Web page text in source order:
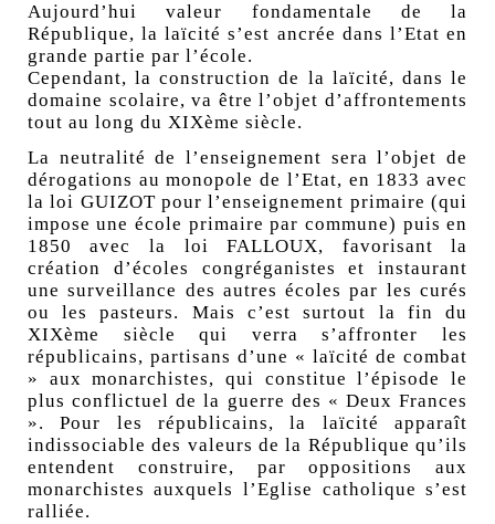
Aujourd’hui valeur fondamentale de la
République, la laïcité s’est ancrée dans l’Etat en
grande partie par l’école.
Cependant, la construction de la laïcité, dans le
domaine scolaire, va être l’objet d’affrontements
tout au long du XIXème siècle.
La neutralité de l’enseignement sera l’objet de
dérogations au monopole de l’Etat, en 1833 avec
la loi GUIZOT pour l’enseignement primaire (qui
impose une école primaire par commune) puis en
1850 avec la loi FALLOUX, favorisant la
création d’écoles congréganistes et instaurant
une surveillance des autres écoles par les curés
ou les pasteurs. Mais c’est surtout la fin du
XIXème siècle qui verra s’affronter les
républicains, partisans d’une « laïcité de combat
» aux monarchistes, qui constitue l’épisode le
plus conflictuel de la guerre des « Deux Frances
». Pour les républicains, la laïcité apparaît
indissociable des valeurs de la République qu’ils
entendent construire, par oppositions aux
monarchistes auxquels l’Eglise catholique s’est
ralliée.